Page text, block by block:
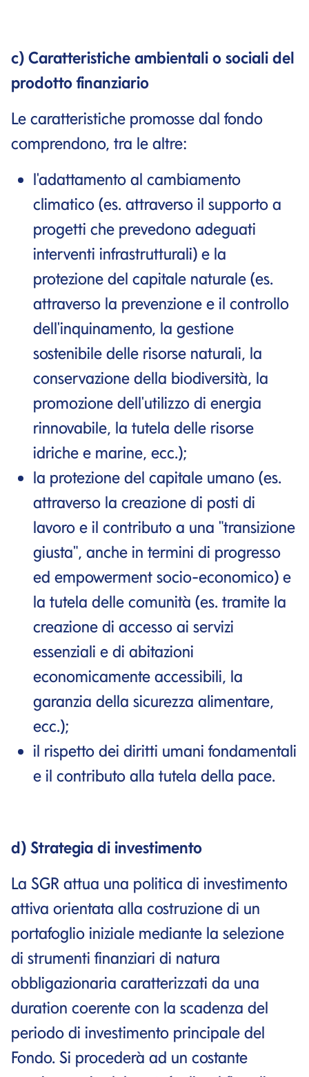
c) Caratteristiche ambientali o sociali del
prodotto finanziario
Le caratteristiche promosse dal fondo
comprendono, tra le altre:
l'adattamento al cambiamento
climatico (es. attraverso il supporto a
progetti che prevedono adeguati
interventi infrastrutturali) e la
protezione del capitale naturale (es.
attraverso la prevenzione e il controllo
dell'inquinamento, la gestione
sostenibile delle risorse naturali, la
conservazione della biodiversità, la
promozione dell'utilizzo di energia
rinnovabile, la tutela delle risorse
idriche e marine, ecc.);
la protezione del capitale umano (es.
attraverso la creazione di posti di
lavoro e il contributo a una "transizione
giusta", anche in termini di progresso
ed empowerment socio-economico) e
la tutela delle comunità (es. tramite la
creazione di accesso ai servizi
essenziali e di abitazioni
economicamente accessibili, la
garanzia della sicurezza alimentare,
ecc.);
il rispetto dei diritti umani fondamentali
e il contributo alla tutela della pace.
d) Strategia di investimento
La SGR attua una politica di investimento
attiva orientata alla costruzione di un
portafoglio iniziale mediante la selezione
di strumenti finanziari di natura
obbligazionaria caratterizzati da una
duration coerente con la scadenza del
periodo di investimento principale del
Fondo. Si procederà ad un costante